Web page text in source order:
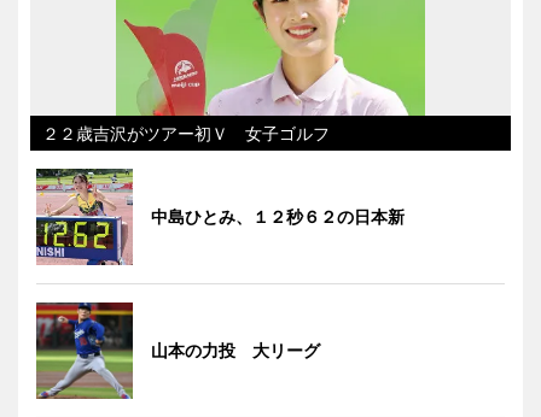
２２歳吉沢がツアー初Ｖ 女子ゴルフ
中島ひとみ、１２秒６２の日本新
山本の力投 大リーグ